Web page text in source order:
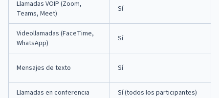
Llamadas VOIP (Zoom,
Teams, Meet)
Sí
Videollamadas (FaceTime,
WhatsApp)
Sí
Mensajes de texto Sí
Llamadas en conferencia Sí (todos los participantes)